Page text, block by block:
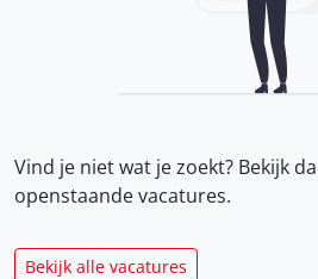
Vind je niet wat je zoekt? Bekijk
openstaande vacatures.
Bekijk alle vacatures